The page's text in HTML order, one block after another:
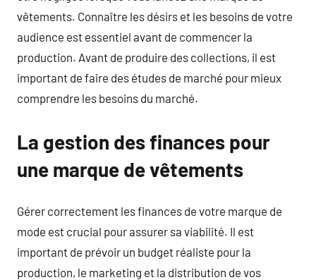
vêtements. Connaître les désirs et les besoins de votre
audience est essentiel avant de commencer la
production. Avant de produire des collections, il est
important de faire des études de marché pour mieux
comprendre les besoins du marché.
La gestion des finances pour
une marque de vêtements
Gérer correctement les finances de votre marque de
mode est crucial pour assurer sa viabilité. Il est
important de prévoir un budget réaliste pour la
production, le marketing et la distribution de vos